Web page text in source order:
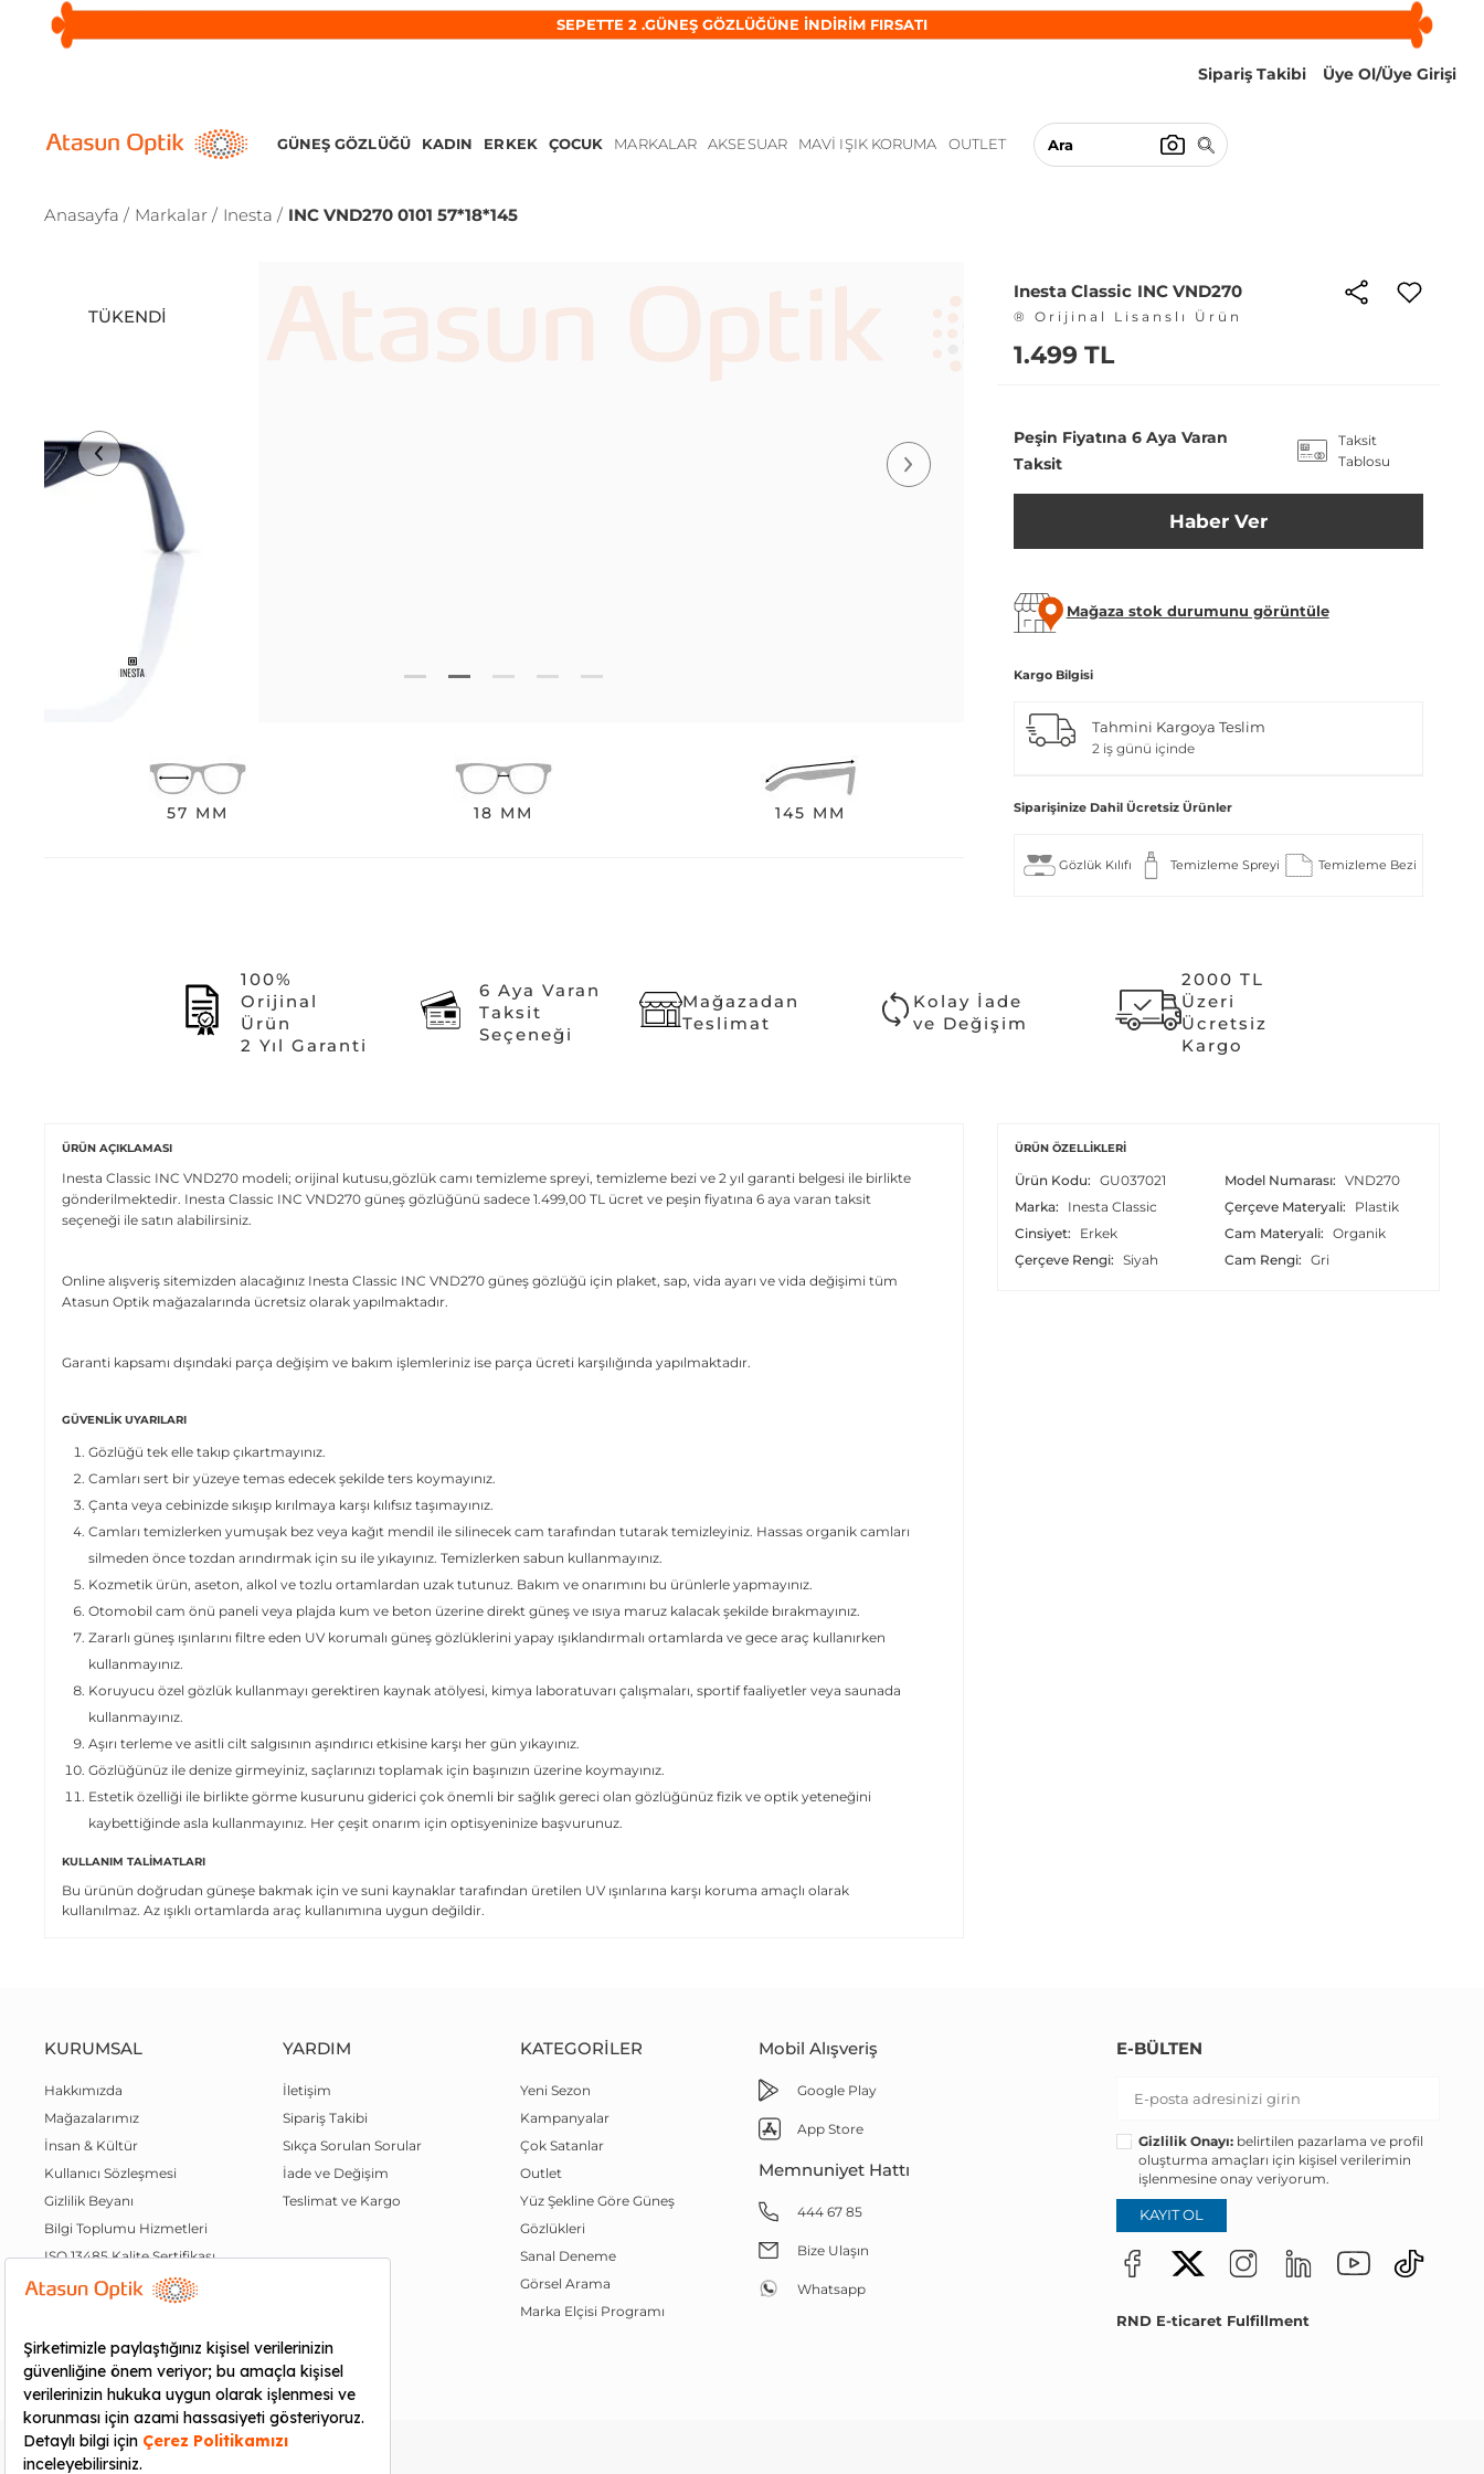
SEPETTE 2 .GÜNEŞ GÖZLÜĞÜNE İNDİRİM FIRSATI
Sipariş Takibi Üye Ol/Üye Girişi
GÜNEŞ GÖZLÜĞÜ KADIN ERKEK ÇOCUK MARKALAR AKSESUAR MAVI IŞIK KORUMA OUTLET
Anasayfa / Markalar / Inesta / INC VND270 0101 57*18*145
TÜKENDI
57 MM 18 MM 145 MM
Inesta Classic INC VND270
® Orijinal Lisanslı Ürün
1.499 TL
Peşin Fiyatına 6 Aya Varan
Taksit
Taksit
Tablosu
Haber Ver
Mağaza stok durumunu görüntüle
Kargo Bilgisi
Tahmini Kargoya Teslim
2 iş günü içinde
Siparişinize Dahil Ücretsiz Ürünler
Gözlük Kılıfı Temizleme Spreyi Temizleme Bezi
100%
Orijinal
Ürün
2 Yıl Garanti
6 Aya Varan
Taksit
Seçeneği
Mağazadan
Teslimat
Kolay İade
ve Değişim
2000 TL
Üzeri
Ücretsiz
Kargo
ÜRÜN AÇIKLAMASI
Inesta Classic INC VND270 modeli; orijinal kutusu,gözlük camı temizleme spreyi, temizleme bezi ve 2 yıl garanti belgesi ile birlikte
gönderilmektedir. Inesta Classic INC VND270 güneş gözlüğünü sadece 1.499,00 TL ücret ve peşin fiyatına 6 aya varan taksit
seçeneği ile satın alabilirsiniz.
Online alışveriş sitemizden alacağınız Inesta Classic INC VND270 güneş gözlüğü için plaket, sap, vida ayarı ve vida değişimi tüm
Atasun Optik mağazalarında ücretsiz olarak yapılmaktadır.
Garanti kapsamı dışındaki parça değişim ve bakım işlemleriniz ise parça ücreti karşılığında yapılmaktadır.
GÜVENLIK UYARILARI
Gözlüğü tek elle takıp çıkartmayınız.
Camları sert bir yüzeye temas edecek şekilde ters koymayınız.
Çanta veya cebinizde sıkışıp kırılmaya karşı kılıfsız taşımayınız.
Camları temizlerken yumuşak bez veya kağıt mendil ile silinecek cam tarafından tutarak temizleyiniz. Hassas organik camları
silmeden önce tozdan arındırmak için su ile yıkayınız. Temizlerken sabun kullanmayınız.
Kozmetik ürün, aseton, alkol ve tozlu ortamlardan uzak tutunuz. Bakım ve onarımını bu ürünlerle yapmayınız.
Otomobil cam önü paneli veya plajda kum ve beton üzerine direkt güneş ve ısıya maruz kalacak şekilde bırakmayınız.
Zararlı güneş ışınlarını filtre eden UV korumalı güneş gözlüklerini yapay ışıklandırmalı ortamlarda ve gece araç kullanırken
kullanmayınız.
Koruyucu özel gözlük kullanmayı gerektiren kaynak atölyesi, kimya laboratuvarı çalışmaları, sportif faaliyetler veya saunada
kullanmayınız.
Aşırı terleme ve asitli cilt salgısının aşındırıcı etkisine karşı her gün yıkayınız.
Gözlüğünüz ile denize girmeyiniz, saçlarınızı toplamak için başınızın üzerine koymayınız.
Estetik özelliği ile birlikte görme kusurunu giderici çok önemli bir sağlık gereci olan gözlüğünüz fizik ve optik yeteneğini
kaybettiğinde asla kullanmayınız. Her çeşit onarım için optisyeninize başvurunuz.
KULLANIM TALIMATLARI
Bu ürünün doğrudan güneşe bakmak için ve suni kaynaklar tarafından üretilen UV ışınlarına karşı koruma amaçlı olarak
kullanılmaz. Az ışıklı ortamlarda araç kullanımına uygun değildir.
ÜRÜN ÖZELLIKLERI
Ürün Kodu: GU037021
Marka:
Inesta Classic
Cinsiyet:
Erkek
Çerçeve Rengi: Siyah
Model Numarası:
VND270
Çerçeve Materyali:
Plastik
Cam Materyali:
Organik
Cam Rengi:
Gri
KURUMSAL
Hakkımızda
Mağazalarımız
İnsan & Kültür
Kullanıcı Sözleşmesi
Gizlilik Beyanı
Bilgi Toplumu Hizmetleri
ISO 13485 Kalite Sertifikası
Kalite Politikamız
Atasun Plus
YARDIM
İletişim
Sipariş Takibi
Sıkça Sorulan Sorular
İade ve Değişim
Teslimat ve Kargo
KATEGORILER
Yeni Sezon
Kampanyalar
Çok Satanlar
Outlet
Yüz Şekline Göre Güneş
Gözlükleri
Sanal Deneme
Görsel Arama
Marka Elçisi Programı
Mobil Alışveriş
Google Play
App Store
Memnuniyet Hattı
444 67 85
Bize Ulaşın
Whatsapp
E-BÜLTEN
Gizlilik Onayı:belirtilen pazarlama ve profil
oluşturma amaçları için kişisel verilerimin
işlenmesine onay veriyorum.
KAYIT OL
RND E-ticaret Fulfillment
GÜVENLI